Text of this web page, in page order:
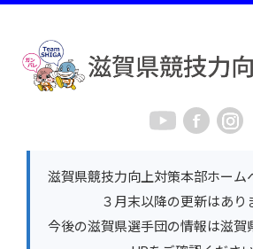
滋賀県競技力向上対策本部ホーム
３月末以降の更新はあり
今後の滋賀県選手団の情報は滋賀